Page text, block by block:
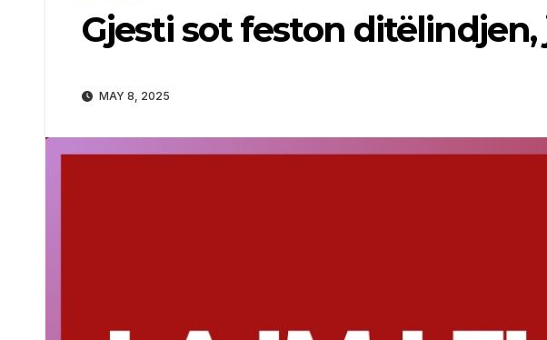
Gjesti sot feston
MAY 8, 2025